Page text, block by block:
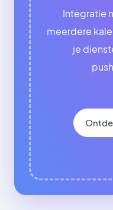
Integratie
meerdere
je